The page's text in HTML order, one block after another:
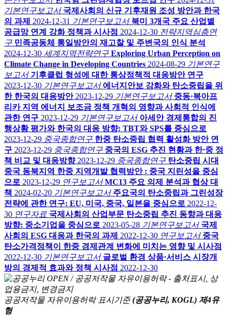
기본연구보고서 국제사회의 신규 기후재원 조성 방안과 한국
의 과제
2024-12-31 기본연구보고서 북미 3개국 주요 산업별
공급망 연계 강화 정책과 시사점 2024-12-30 전략지역심층연
구 민족공동체 통일방안의 재고찰 및 주변국의 인식 분석
2024-12-30 세계지역전략연구 Exploring Urban Perception on
Climate Change in Developing Countries 2024-08-29 기본연구
보고서 기후클럽 형성에 대한 통상정책적 대응방안 연구
2023-12-30 기본연구보고서 에너지안보 강화와 탄소중립을 위
한 한국의 대응방안 2023-12-29 기본연구보고서 중동·북아프
리카 지역 에너지 보조금 정책 개혁의 영향과 사회적 인식에
관한 연구 2023-12-29 기본연구보고서 아세안 경제통합의 진
행상황 평가와 한국의 대응 방향: TBT와 SPS를 중심으로
2023-12-29 중국종합연구 한중 탄소중립 협력 활성화 방안 연
구 2023-12-29 중국종합연구 중국의 ESG 추진 현황과 한·중 정
책 비교 및 대응방향 2023-12-29 중국종합연구 탄소중립 시대
중국 동북지역 한중 지역개발 협력방안 : 중국 지린성을 중심
으로 2023-12-29 연구보고서 MC13 주요 의제 분석과 협상 대
책 2024-02-20 기본연구보고서 주요국의 탄소중립과 그린성장
전략에 관한 연구: EU, 미국, 중국, 일본을 중심으로 2022-12-
30 연구자료 국제사회의 산업부문 탄소중립 추진 동향과 대응
방향: 중소기업을 중심으로 2023-05-28 기본연구보고서 국제
사회의 ESG 대응과 한국의 과제
2022-12-30 연구보고서 중국
탄소가격정책이 한중 경제관계 변화에 미치는 영향 및 시사점
2022-12-30 기본연구보고서 글로벌 환경 상품·서비스 시장개
방의 경제적 효과와 정책 시사점 2022-12-30
공공저작물 자유이용허락 표시기준 (공공누리, KOGL) 제4유
형